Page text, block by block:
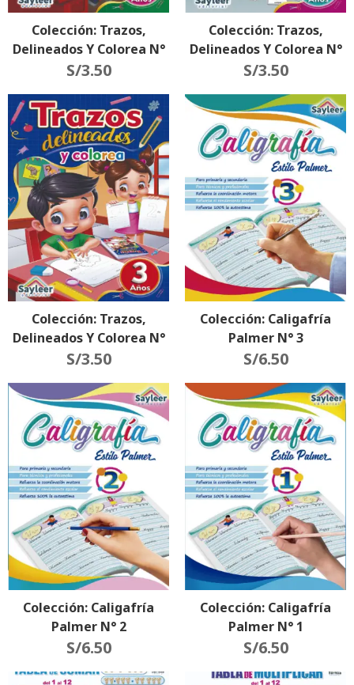
Colección: Trazos,
Delineados Y Colorea N°
5
S/3.50
Colección: Trazos,
Delineados Y Colorea N°
4
S/3.50
Colección: Trazos,
Delineados Y Colorea N°
3
S/3.50
Colección: Caligafría
Palmer N° 3
S/6.50
Colección: Caligafría
Palmer N° 2
S/6.50
Colección: Caligafría
Palmer N° 1
S/6.50